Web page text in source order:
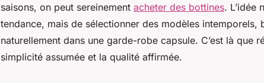
saisons, on peut sereinement acheter des bottines. L’idée
tendance, mais de sélectionner des modèles intemporels,
naturellement dans une garde-robe capsule. C’est là que
simplicité assumée et la qualité affirmée.